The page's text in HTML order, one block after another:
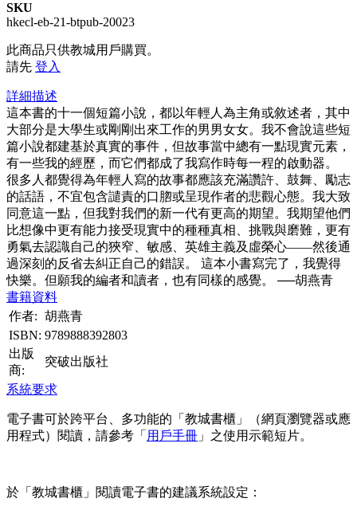
SKU
hkecl-eb-21-btpub-20023
此商品只供教城用戶購買。
請先 登入
詳細描述
這本書的十一個短篇小說，都以年輕人為主角或敘述者，其中
大部分是大學生或剛剛出來工作的男男女女。我不會說這些短
篇小說都建基於真實的事件，但故事當中總有一點現實元素，
有一些我的經歷，而它們都成了我寫作時每一程的啟動器。
很多人都覺得為年輕人寫的故事都應該充滿讚許、鼓舞、勵志
的話語，不宜包含譴責的口脗或呈現作者的悲觀心態。我大致
同意這一點，但我對我們的新一代有更高的期望。我期望他們
比想像中更有能力接受現實中的種種真相、挑戰與磨難，更有
勇氣去認識自己的狹窄、敏感、英雄主義及虛榮心——然後通
過深刻的反省去糾正自己的錯誤。 這本小書寫完了，我覺得
快樂。但願我的編者和讀者，也有同樣的感覺。 ──胡燕青
書籍資料
作者: 胡燕青
ISBN: 9789888392803
出版
商:
突破出版社
系統要求
電子書可於跨平台、多功能的「教城書櫃」（網頁瀏覽器或應
用程式）閱讀，請參考「 用戶手冊 」之使用示範短片。
於「教城書櫃」閱讀電子書的建議系統設定：